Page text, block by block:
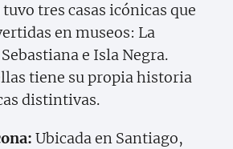
tres casas icónicas que
en museos: La
e Isla Negra.
tiene su propia historia
distintivas.
Ubicada en Santiago,